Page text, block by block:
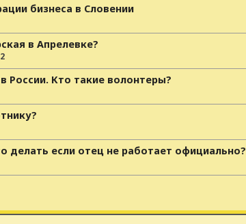
бизнеса в Словении
в Апрелевке?
России. Кто такие волонтеры?
делать если отец не работает официально?